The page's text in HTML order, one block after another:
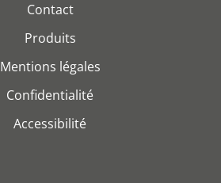
Contact
Produits
Mentions légales
Confidentialité
Accessibilité